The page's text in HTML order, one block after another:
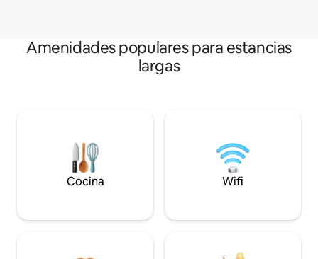
Amenidades populares para estancias
largas
Cocina Wifi